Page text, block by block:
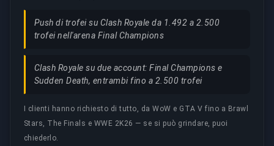
Push di trofei su Clash Royale da 1.492 a 2.500
trofei nell'arena Final Champions
Clash Royale su due account: Final Champions e
Sudden Death, entrambi fino a 2.500 trofei
I clienti hanno richiesto di tutto, da WoW e GTA V fino a Brawl
Stars, The Finals e WWE 2K26 — se si può grindare, puoi
chiederlo.